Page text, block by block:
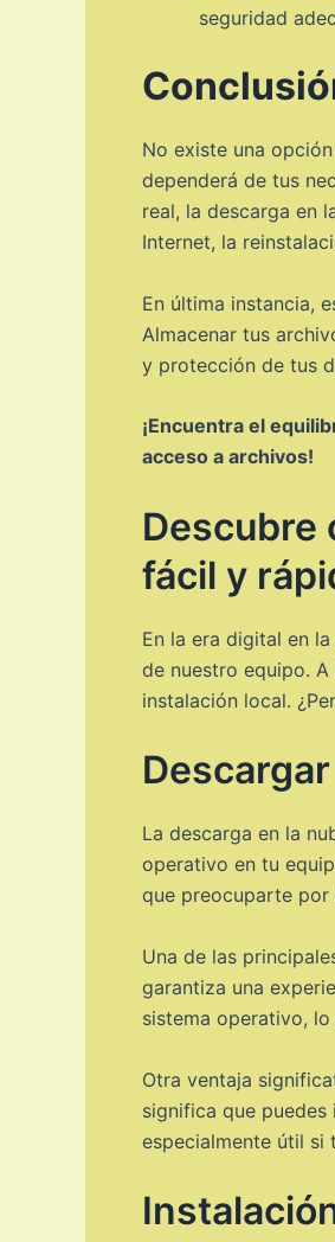
seguridad
No existe una
dependerá de tus
real, la descarga en
Internet, la
En última instancia,
Almacenar tus
y protección de tus
¡Encuentra el
acceso a archivos!
Descubre
fácil y
En la era digital en
de nuestro equipo.
instalación local.
La descarga en la
operativo en tu
que preocuparte por
Una de las
garantiza una
sistema operativo,
Otra ventaja
significa que
especialmente útil si